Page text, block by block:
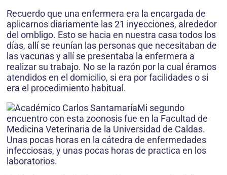
Recuerdo que una enfermera era la encargada de
aplicarnos diariamente las 21 inyecciones, alrededor
del ombligo. Esto se hacia en nuestra casa todos los
días, allí se reunían las personas que necesitaban de
las vacunas y allí se presentaba la enfermera a
realizar su trabajo. No se la razón por la cual éramos
atendidos en el domicilio, si era por facilidades o si
era el procedimiento habitual.
Mi segundo
encuentro con esta zoonosis fue en la Facultad de
Medicina Veterinaria de la Universidad de Caldas.
Unas pocas horas en la cátedra de enfermedades
infecciosas, y unas pocas horas de practica en los
laboratorios.